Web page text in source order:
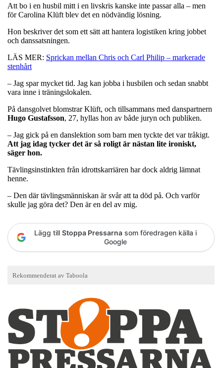
Att bo i en husbil mitt i en livskris kanske inte passar alla – men
för Carolina Klüft blev det en nödvändig lösning.
Hon beskriver det som ett sätt att hantera logistiken kring jobbet
och danssatsningen.
LÄS MER: Sprickan mellan Chris och Carl Philip – markerade
stenhårt
– Jag spar mycket tid. Jag kan jobba i husbilen och sedan snabbt
vara inne i träningslokalen.
På dansgolvet blomstrar Klüft, och tillsammans med danspartnern
Hugo Gustafsson, 27, hyllas hon av både juryn och publiken.
– Jag gick på en danslektion som barn men tyckte det var tråkigt.
Att jag idag tycker det är så roligt är nästan lite ironiskt,
säger hon.
Tävlingsinstinkten från idrottskarriären har dock aldrig lämnat
henne.
– Den där tävlingsmänniskan är svår att ta död på. Och varför
skulle jag göra det? Den är en del av mig.
Lägg till Stoppa Pressarna som föredragen källa i
Google